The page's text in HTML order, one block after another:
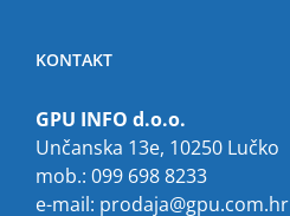
KONTAKT
GPU INFO d.o.o.
Unčanska 13e, 10250 Lučko
mob.: 099 698 8233
e-mail: prodaja@gpu.com.hr